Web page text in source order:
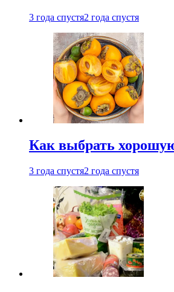
3 года спустя2 года спустя
Как выбрать
3 года спустя2 года спустя